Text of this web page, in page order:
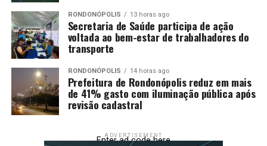
RONDONÓPOLIS 13 horas ago
Secretaria de Saúde participa de ação
voltada ao bem-estar de trabalhadores do
transporte
RONDONÓPOLIS 14 horas ago
Prefeitura de Rondonópolis reduz em mais
de 41% gasto com iluminação pública após
revisão cadastral
ADVERTISEMENT
Enter ad code here